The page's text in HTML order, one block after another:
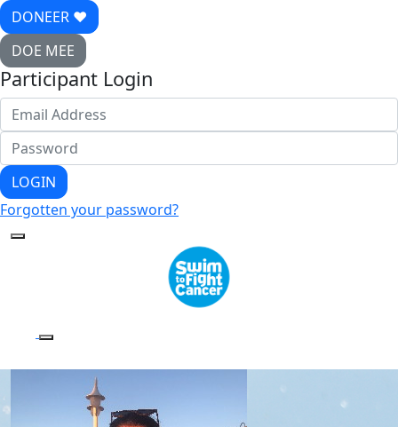
DONEER ♥
DOE MEE
Participant Login
LOGIN
Forgotten your password?